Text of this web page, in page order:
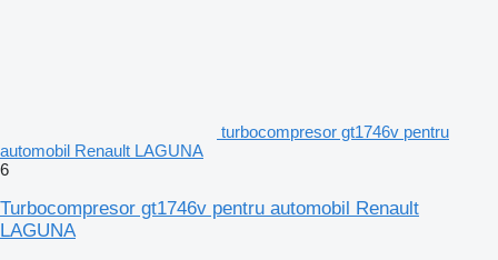
turbocompresor gt1746v pentru
automobil Renault LAGUNA
6
Turbocompresor gt1746v pentru automobil Renault
LAGUNA